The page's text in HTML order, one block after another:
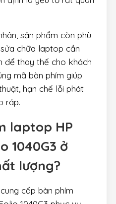
sản phẩm còn phù
chữa laptop cần
để thay thế cho khách
mã bàn phím giúp
hạn chế lỗi phát
ráp.
laptop HP
1040G3 ở
lượng?
cấp bàn phím